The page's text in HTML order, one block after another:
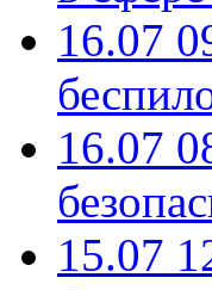
16.07
16.07
15.07